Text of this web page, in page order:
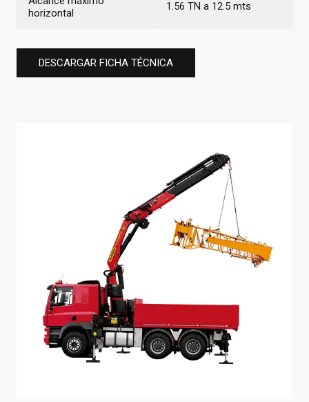
horizontal
1.56 TN a 12.5 mts
DESCARGAR FICHA TÉCNICA